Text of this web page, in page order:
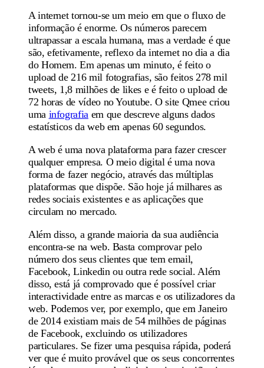
A internet tornou-se um meio em que o fluxo de
informação é enorme. Os números parecem
ultrapassar a escala humana, mas a verdade é que
são, efetivamente, reflexo da internet no dia a dia
do Homem. Em apenas um minuto, é feito o
upload de 216 mil fotografias, são feitos 278 mil
tweets, 1,8 milhões de likes e é feito o upload de
72 horas de vídeo no Youtube. O site Qmee criou
uma infografia em que descreve alguns dados
estatísticos da web em apenas 60 segundos.
A web é uma nova plataforma para fazer crescer
qualquer empresa. O meio digital é uma nova
forma de fazer negócio, através dasmúltiplas
plataformas que dispõe. São hoje já milhares as
redes sociais existentes e as aplicações que
circulam no mercado.
Além disso, a grande maioria da suaaudiência
encontra-se na web. Basta comprovar pelo
número dos seus clientes que tememail,
Facebook, Linkedin ou outra rede social. Além
disso, está já comprovado que é possível criar
interactividade entre as marcas e os utilizadores da
web. Podemos ver, por exemplo, que em Janeiro
de 2014 existiam mais de 54 milhões de páginas
de Facebook, excluindo os utilizadores
particulares. Se fizer uma pesquisa rápida, poderá
ver que é muito provável que os seus concorrentes